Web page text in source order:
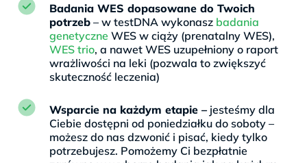
Badania WES dopasowane do Twoich
potrzeb – w testDNA wykonasz badania
genetyczne WES w ciąży (prenatalny WES),
WES trio, a nawet WES uzupełniony o raport
wrażliwości na leki (pozwala to zwiększyć
skuteczność leczenia)
Wsparcie na każdym etapie – jesteśmy dla
Ciebie dostępni od poniedziałku do soboty –
możesz do nas dzwonić i pisać, kiedy tylko
potrzebujesz. Pomożemy Ci bezpłatnie